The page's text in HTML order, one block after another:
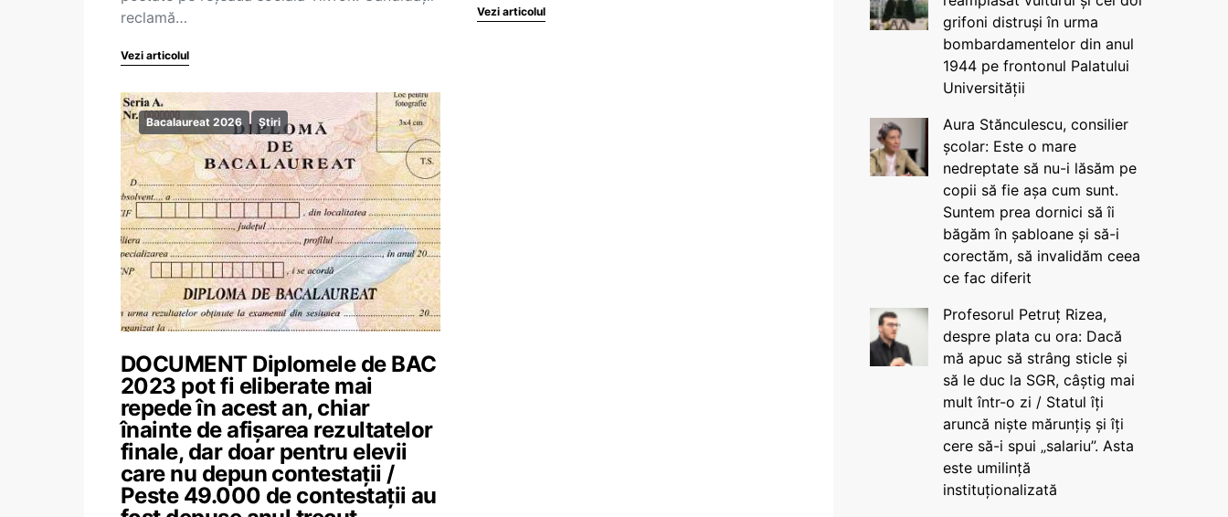
reclamă…
Vezi articolul
Vezi articolul
Bacalaureat 2026 Știri
DOCUMENT Diplomele de BAC
2023 pot fi eliberate mai
repede în acest an, chiar
înainte de afișarea rezultatelor
finale, dar doar pentru elevii
care nu depun contestații /
Peste 49.000 de contestații au
grifoni distruși în urma
bombardamentelor din anul
1944 pe frontonul Palatului
Universității
Aura Stănculescu, consilier
școlar: Este o mare
nedreptate să nu-i lăsăm pe
copii să fie așa cum sunt.
Suntem prea dornici să îi
băgăm în șabloane și să-i
corectăm, să invalidăm ceea
ce fac diferit
Profesorul Petruț Rizea,
despre plata cu ora: Dacă
mă apuc să strâng sticle și
să le duc la SGR, câștig mai
mult într-o zi / Statul îți
aruncă niște mărunțiș și îți
cere să-i spui „salariu”. Asta
este umilință
instituționalizată